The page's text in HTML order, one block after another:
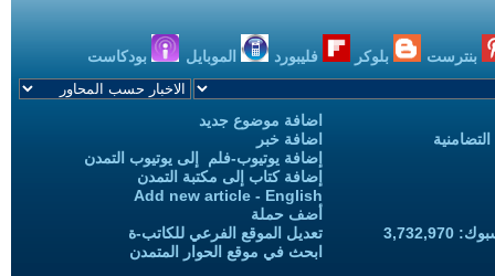
بنترست بلوكر فليبورد الموبايل بودكاست
اضافة موضوع جديد
اضافة خبر
إضافة يوتيوب-فلم إلى يوتيوب التمدن
إضافة كتاب إلى مكتبة التمدن
Add new article - English
أضف حملة
تعديل الموقع الفرعي للكاتب-ة
ابحث في موقع الحوار المتمدن